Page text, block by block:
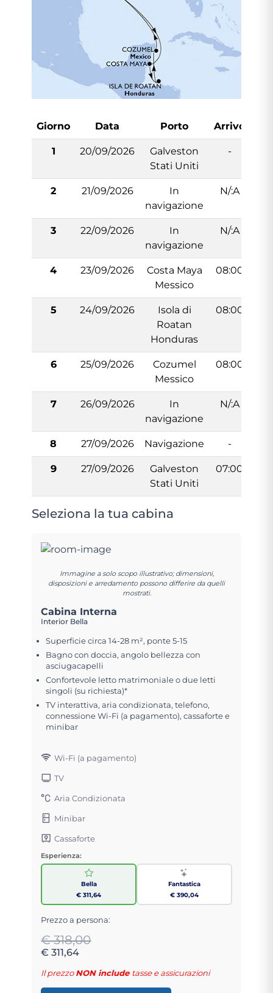
Giorno Data Porto Arrivo
1 20/09/2026
Galveston
Stati Uniti
-
2 21/09/2026
In
navigazione
N/:A
3 22/09/2026
In
navigazione
N/:A
4 23/09/2026
Costa Maya
Messico
08:00
5 24/09/2026
Isola di
Roatan
Honduras
08:00
6 25/09/2026
Cozumel
Messico
08:00
7 26/09/2026
In
navigazione
N/:A
8 27/09/2026 Navigazione -
9 27/09/2026
Galveston
Stati Uniti
07:00
Seleziona la tua cabina
Immagine a solo scopo illustrativo; dimensioni,
disposizioni e arredamento possono differire da quelli
mostrati.
Cabina Interna
Interior Bella
Superficie circa 14-28 m², ponte 5-15
Bagno con doccia, angolo bellezza con
asciugacapelli
Confortevole letto matrimoniale o due letti
singoli (su richiesta)*
TV interattiva, aria condizionata, telefono,
connessione Wi-Fi (a pagamento), cassaforte e
minibar
Wi-Fi (a pagamento)
TV
Aria Condizionata
Minibar
Cassaforte
Esperienza:
Bella
€ 311,64
Fantastica
€ 390,04
Prezzo a persona:
€ 318,00
€ 311,64
Il prezzoNON include tasse e assicurazioni